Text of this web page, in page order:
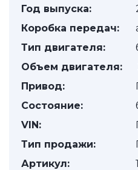
Год выпуска:
Коробка передач:
Тип двигателя:
Объем двигателя:
Привод:
Состояние:
VIN:
Тип продажи:
Артикул: